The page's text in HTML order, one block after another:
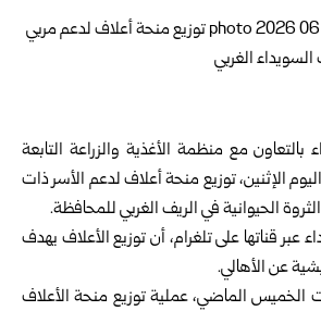
مع منظمة الأغذية والزراعة التابعة
الإثنين، توزيع منحة أعلاف لدعم الأسر ذات
الحيوانية في الريف الغربي للمحافظة.
قناتها على تلغرام، أن توزيع الأعلاف يهدف
عن الأهالي.
الخميس الماضي، عملية توزيع منحة الأعلاف